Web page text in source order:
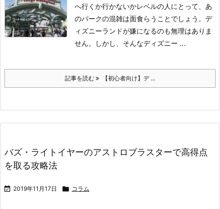
へ行くか行かないかレベルの人にとって、あ
のパークの混雑は面食らうことでしょう。 デ
ィズニーランドが嫌になるのも無理はありま
せん。
しかし、そんなディズニー ...
記事を読む 【初心者向け】デ ...
バズ・ライトイヤーのアストロブラスターで高得点
を取る攻略法
 2019年11月17日  コラム